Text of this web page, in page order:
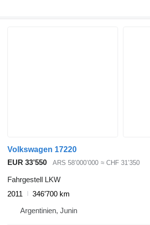
Volkswagen 17220
EUR 33’550
ARS 58’000’000 ≈ CHF 31’350
Fahrgestell LKW
2011
346’700 km
Argentinien, Junin